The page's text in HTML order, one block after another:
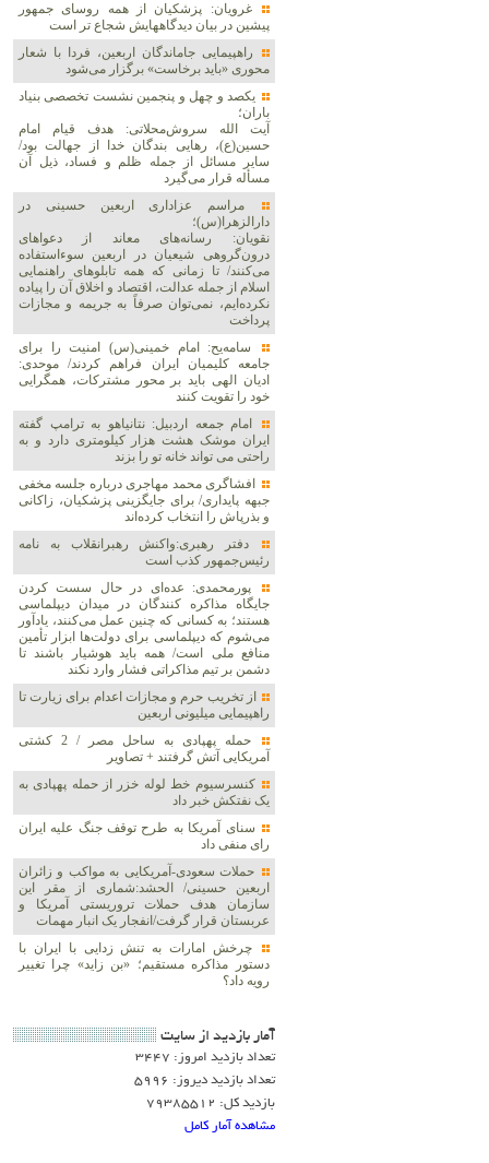
غرویان: پزشکیان از همه روسای جمهور
پیشین در بیان دیدگاههایش شجاع تر است
راهپیمایی جاماندگان اربعین، فردا با شعار
محوری «باید برخاست» برگزار می‌شود
یکصد و چهل و پنجمین نشست تخصصی بنیاد
باران؛
آیت الله سروش‌محلاتی: هدف قیام امام
حسین(ع)، رهایی بندگان خدا از جهالت بود/
سایر مسائل از جمله ظلم و فساد، ذیل آن
مسأله قرار می‌گیرد
مراسم عزاداری اربعین حسینی در
دارالزهرا(س)؛
نقویان: رسانه‌های معاند از دعواهای
درون‌گروهی شیعیان در اربعین سوءاستفاده
می‌کنند/ تا زمانی که همه تابلوهای راهنمایی
اسلام از جمله عدالت، اقتصاد و اخلاق آن را پیاده
نکرده‌ایم، نمی‌توان صرفاً به جریمه و مجازات
پرداخت
سامه‌یح: امام خمینی(س) امنیت را برای
جامعه کلیمیان ایران فراهم کردند/ موحدی:
ادیان الهی باید بر محور مشترکات، همگرایی
خود را تقویت کنند
امام جمعه اردبیل: نتانیاهو به ترامپ گفته
ایران موشک هشت هزار کیلومتری دارد و به
راحتی می تواند خانه تو را بزند
افشاگری محمد مهاجری درباره جلسه مخفی
جبهه پایداری/ برای جایگزینی پزشکیان، زاکانی
و بذرپاش را انتخاب کرده‌اند
دفتر رهبری:واکنش رهبرانقلاب به نامه
رئیس‌جمهور کذب است
پورمحمدی: عده‌ای در حال سست کردن
جایگاه مذاکره کنندگان در میدان دیپلماسی
هستند؛ به کسانی که چنین عمل می‌کنند، یادآور
می‌شوم که دیپلماسی برای دولت‌ها ابزار تأمین
منافع ملی است/ همه باید هوشیار باشند تا
دشمن بر تیم مذاکراتی فشار وارد نکند
از تخریب حرم و مجازات اعدام برای زیارت تا
راهپیمایی میلیونی اربعین
حمله پهپادی به ساحل مصر / 2 کشتی
آمریکایی آتش گرفتند + تصاویر
کنسرسیوم خط لوله خزر از حمله پهپادی به
یک نفتکش خبر داد
سنای آمریکا به طرح توقف جنگ علیه ایران
رای منفی داد
حملات سعودی-آمریکایی به مواکب و زائران
اربعین حسینی/ الحشد:شماری از مقر این
سازمان هدف حملات تروریستی آمریکا و
عربستان قرار گرفت/انفجار یک انبار مهمات
چرخش امارات به تنش زدایی با ایران با
دستور مذاکره مستقیم؛ «بن زاید» چرا تغییر
رویه داد؟
آمار بازديد از سايت
تعداد بازدید امروز: 3447
تعداد بازدید دیروز: 5996
بازدید کل: 79385512
مشاهده آمار کامل